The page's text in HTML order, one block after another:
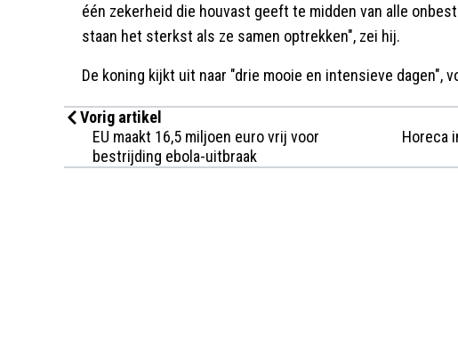
één zekerheid die houvast geeft te midden van alle
staan het sterkst als ze samen optrekken", zei hij.
De koning kijkt uit naar "drie mooie en intensieve dagen",
Vorig artikel
EU maakt 16,5 miljoen euro vrij voor
bestrijding ebola-uitbraak
Horeca